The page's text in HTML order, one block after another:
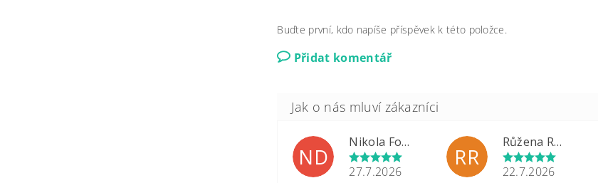
Buďte první, kdo napíše příspěvek k této položce.
Přidat komentář
ND
Nikola Formánková Dvořáková
27.7.2026
RR
Růžena Rypková
22.7.2026